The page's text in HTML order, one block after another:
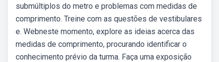
submúltiplos do metro e problemas com medidas de
comprimento. Treine com as questões de vestibulares
e. Webneste momento, explore as ideias acerca das
medidas de comprimento, procurando identificar o
conhecimento prévio da turma. Faça uma exposição